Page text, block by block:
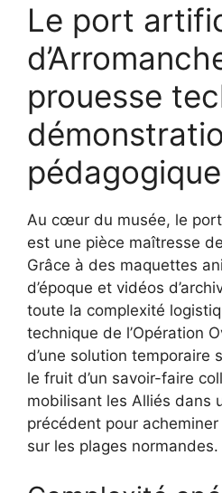
Le port
prouesse
Au cœur du musée, le
est une pièce maîtresse
Grâce à des maquettes
d’époque et vidéos
toute la complexité
technique de l’Opération
d’une solution temporaire
le fruit d’un savoir-faire
mobilisant les Alliés dans
précédent pour
sur les plages normandes.